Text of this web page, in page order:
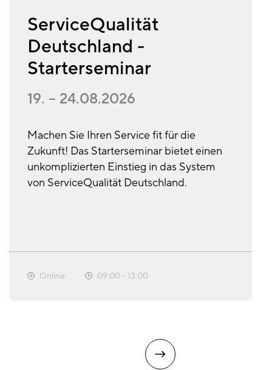
ServiceQualität
Deutschland -
Starterseminar
19. – 24.08.2026
Machen Sie Ihren Service fit für die
Zukunft! Das Starterseminar bietet einen
unkomplizierten Einstieg in das System
von ServiceQualität Deutschland.
Online 09:00 - 13:00